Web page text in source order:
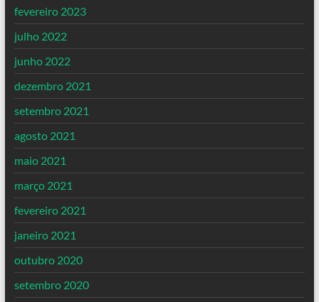
fevereiro 2023
julho 2022
junho 2022
dezembro 2021
setembro 2021
agosto 2021
maio 2021
março 2021
fevereiro 2021
janeiro 2021
outubro 2020
setembro 2020